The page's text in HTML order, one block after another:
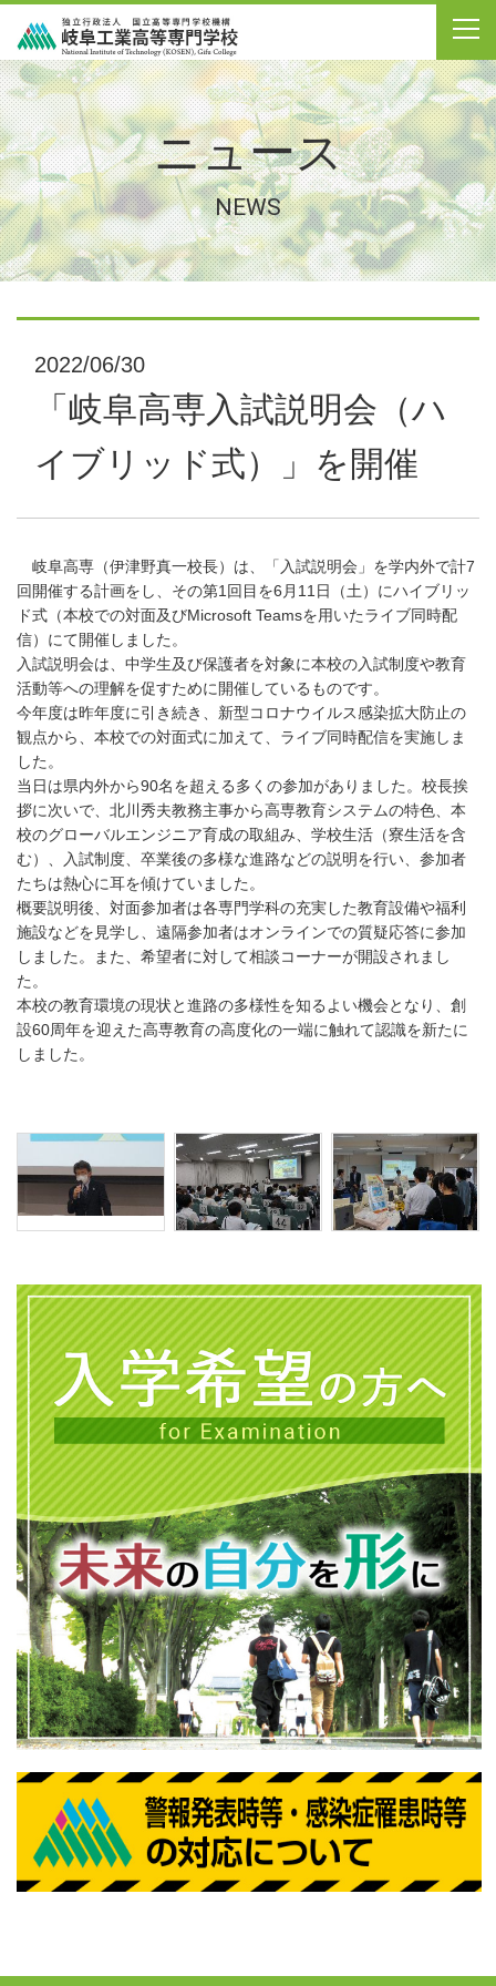
ニュース
NEWS
2022/06/30
「岐阜高専入試説明会（ハ
イブリッド式）」を開催
岐阜高専（伊津野真一校長）は、「入試説明会」を学内外で計7
回開催する計画をし、その第1回目を6月11日（土）にハイブリッ
ド式（本校での対面及びMicrosoft Teamsを用いたライブ同時配
信）にて開催しました。
入試説明会は、中学生及び保護者を対象に本校の入試制度や教育
活動等への理解を促すために開催しているものです。
今年度は昨年度に引き続き、新型コロナウイルス感染拡大防止の
観点から、本校での対面式に加えて、ライブ同時配信を実施しま
した。
当日は県内外から90名を超える多くの参加がありました。校長挨
拶に次いで、北川秀夫教務主事から高専教育システムの特色、本
校のグローバルエンジニア育成の取組み、学校生活（寮生活を含
む）、入試制度、卒業後の多様な進路などの説明を行い、参加者
たちは熱心に耳を傾けていました。
概要説明後、対面参加者は各専門学科の充実した教育設備や福利
施設などを見学し、遠隔参加者はオンラインでの質疑応答に参加
しました。また、希望者に対して相談コーナーが開設されまし
た。
本校の教育環境の現状と進路の多様性を知るよい機会となり、創
設60周年を迎えた高専教育の高度化の一端に触れて認識を新たに
しました。